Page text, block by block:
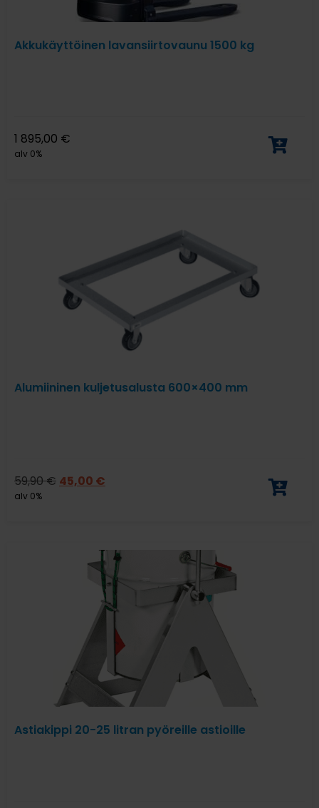
Akkukäyttöinen lavansiirtovaunu 1500 kg
1 895,00 €
alv 0%
Alumiininen kuljetusalusta 600×400 mm
59,90€ 45,00 €
alv 0%
Astiakippi 20-25 litran pyöreille astioille